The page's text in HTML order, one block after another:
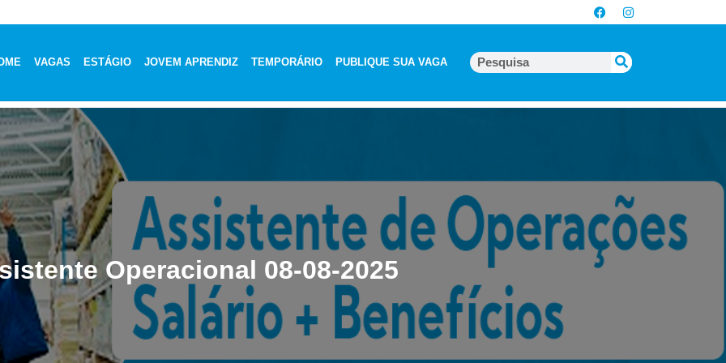
VAGAS ESTÁGIO JOVEM APRENDIZ TEMPORÁRIO PUBLIQUE SUA VAGA
Operacional 08-08-2025